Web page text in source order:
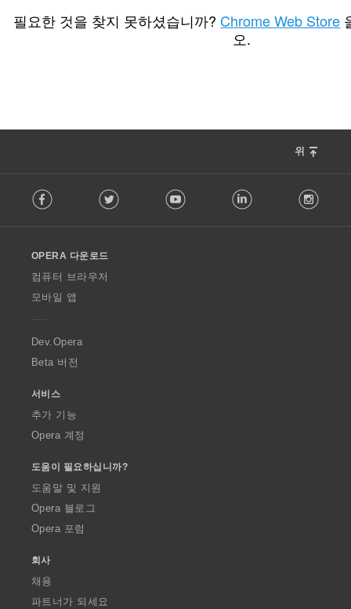
등
급
필요한 것을 찾지 못하셨습니까? Chrome Web Store
오.
위
o
w
O
p
a
Facebook Twitter Youtube LinkedIn
OPERA 다운로드
컴퓨터 브라우저
모바일 앱
Dev.Opera
Beta 버전
서비스
추가 기능
Opera 계정
도움이 필요하십니까?
도움말 및 지원
Opera 블로그
Opera 포럼
회사
채용
파트너가 되세요